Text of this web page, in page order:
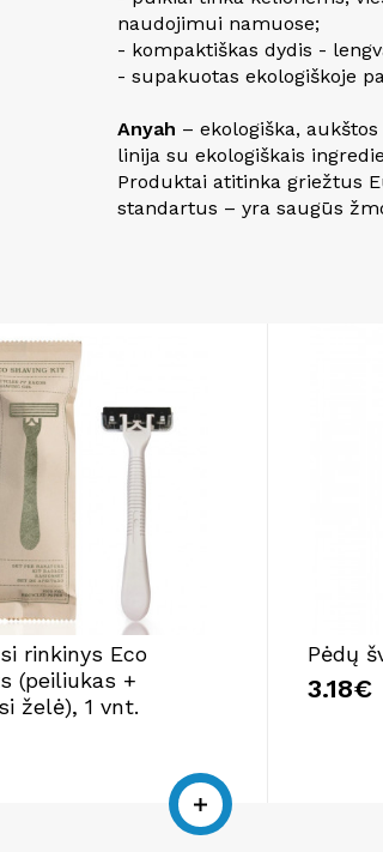
naudojimui namuose;
- kompaktiškas dydis -
- supakuotas ekologiškoje
Anyah – ekologiška,
linija su ekologiškais
Produktai atitinka griežtus
standartus – yra saugūs
rinkinys Eco
(peiliukas +
želė), 1 vnt.
Pėdų
3.18€